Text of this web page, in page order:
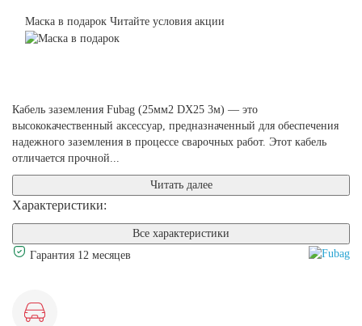
Маска в подарок Читайте условия акции
Кабель заземления Fubag (25мм2 DX25 3м) — это
высококачественный аксессуар, предназначенный для обеспечения
надежного заземления в процессе сварочных работ. Этот кабель
отличается прочной...
Читать далее
Характеристики:
Все характеристики
Гарантия 12 месяцев